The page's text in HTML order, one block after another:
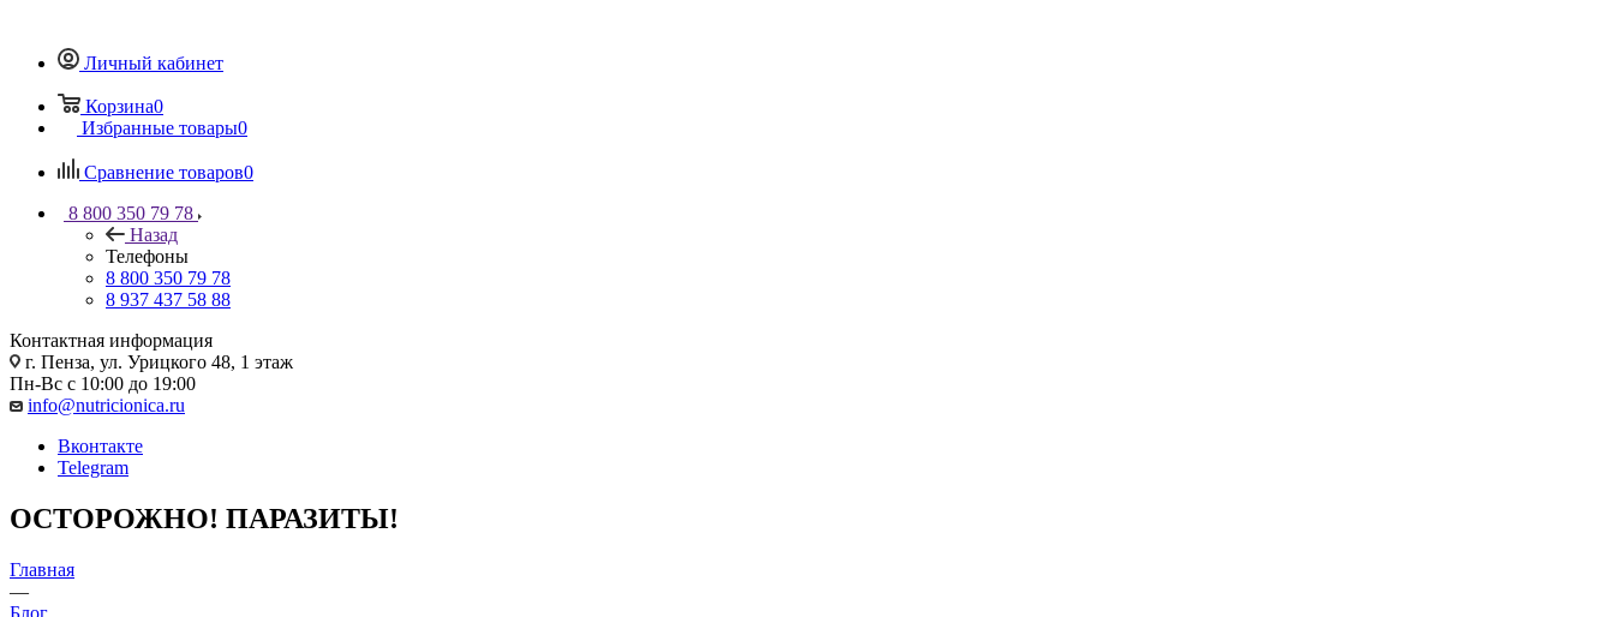
Личный кабинет
Корзина0
Избранные товары0
Сравнение товаров0
8 800 350 79 78
Назад
Телефоны
8 800 350 79 78
8 937 437 58 88
Контактная информация
г. Пенза, ул. Урицкого 48, 1 этаж
Пн-Вс с 10:00 до 19:00
info@nutricionica.ru
Вконтакте
Telegram
ОСТОРОЖНО! ПАРАЗИТЫ!
Главная
—
Блог